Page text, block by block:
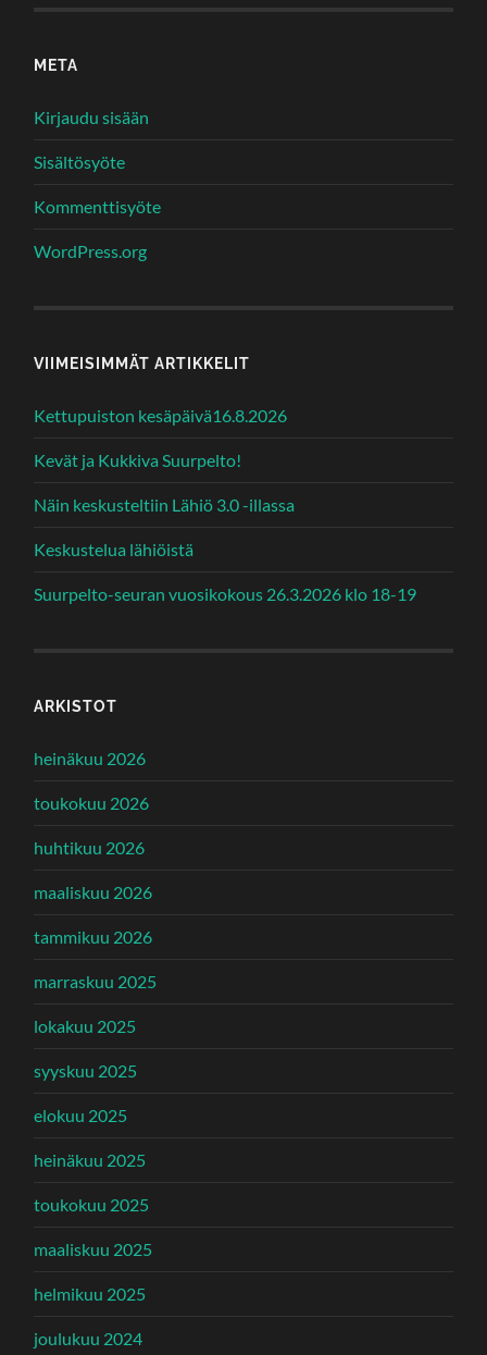
META
Kirjaudu sisään
Sisältösyöte
Kommenttisyöte
WordPress.org
VIIMEISIMMÄT ARTIKKELIT
Kettupuiston kesäpäivä16.8.2026
Kevät ja Kukkiva Suurpelto!
Näin keskusteltiin Lähiö 3.0 -illassa
Keskustelua lähiöistä
Suurpelto-seuran vuosikokous 26.3.2026 klo 18-19
ARKISTOT
heinäkuu 2026
toukokuu 2026
huhtikuu 2026
maaliskuu 2026
tammikuu 2026
marraskuu 2025
lokakuu 2025
syyskuu 2025
elokuu 2025
heinäkuu 2025
toukokuu 2025
maaliskuu 2025
helmikuu 2025
joulukuu 2024